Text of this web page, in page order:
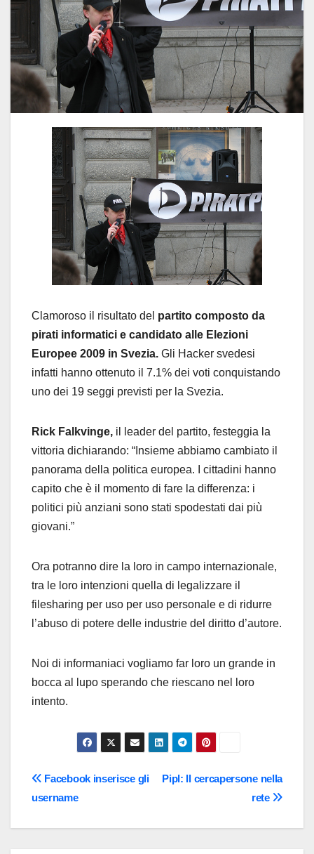
Clamoroso il risultato del partito composto da
pirati informatici e candidato alle Elezioni
Europee 2009 in Svezia. Gli Hacker svedesi
infatti hanno ottenuto il 7.1% dei voti conquistando
uno dei 19 seggi previsti per la Svezia.
Rick Falkvinge, il leader del partito, festeggia la
vittoria dichiarando: “Insieme abbiamo cambiato il
panorama della politica europea. I cittadini hanno
capito che è il momento di fare la differenza: i
politici più anziani sono stati spodestati dai più
giovani.”
Ora potranno dire la loro in campo internazionale,
tra le loro intenzioni quella di legalizzare il
filesharing per uso per uso personale e di ridurre
l’abuso di potere delle industrie del diritto d’autore.
Noi di informaniaci vogliamo far loro un grande in
bocca al lupo sperando che riescano nel loro
intento.
Navigazione
Pipl: Il cercapersone nella
rete
Facebook inserisce gli
username